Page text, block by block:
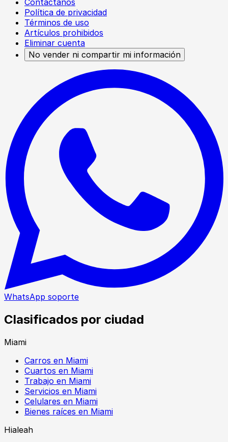
Política de privacidad
Términos de uso
Artículos prohibidos
Eliminar cuenta
No vender ni compartir mi información
WhatsApp soporte
Clasificados por ciudad
Miami
Carros en Miami
Cuartos en Miami
Trabajo en Miami
Servicios en Miami
Celulares en Miami
Bienes raíces en Miami
Hialeah